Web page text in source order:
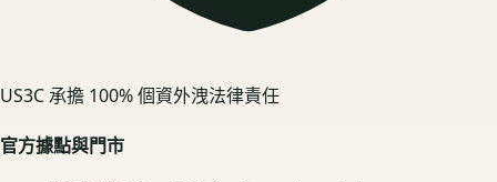
US3C 承擔 100% 個資外洩法律責任
官方據點與門市